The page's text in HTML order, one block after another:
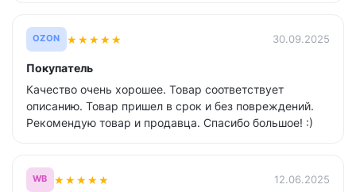
OZON ★★★★★ 30.09.2025
Покупатель
Качество очень хорошее. Товар соответствует
описанию. Товар пришел в срок и без повреждений.
Рекомендую товар и продавца. Спасибо большое! :)
WB ★★★★★ 12.06.2025